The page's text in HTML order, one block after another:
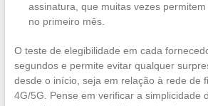
assinatura, que muitas vezes
no primeiro mês.
O teste de elegibilidade em cada
segundos e permite evitar qualquer
desde o início, seja em relação à rede de
4G/5G. Pense em verificar a simplicidade